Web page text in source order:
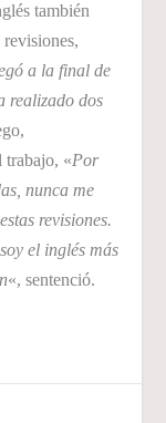
también
revisiones,
a la final de
realizado dos
trabajo, «Por
nunca me
revisiones.
el inglés más
«, sentenció.